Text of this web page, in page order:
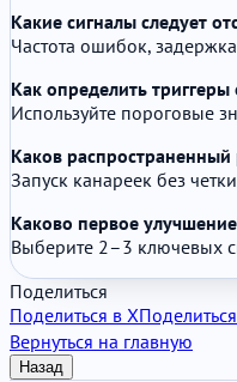
Какие сигналы следует
Частота ошибок,
Как определить триггеры
Используйте пороговые
Каков
Запуск канареек без
Каково первое
Выберите 2–3 ключевых
Поделиться
Поделиться в X
Вернуться на главную
Назад